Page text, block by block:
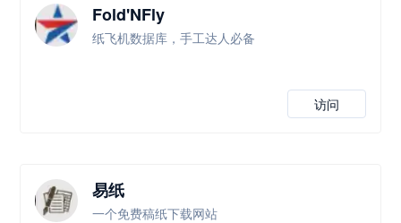
Fold'NFly
纸飞机数据库，手工达人必备
访问
易纸
一个免费稿纸下载网站